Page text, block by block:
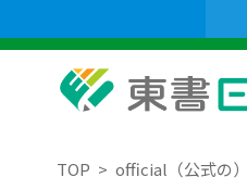
TOP official（公式の）